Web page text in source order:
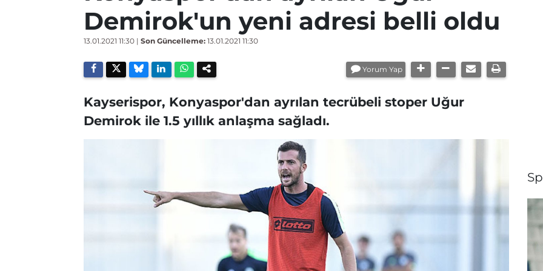
Demirok'un yeni adresi belli oldu
13.01.2021 11:30 | Son Güncelleme: 13.01.2021 11:30
Yorum Yap
Kayserispor, Konyaspor'dan ayrılan tecrübeli stoper Uğur
Demirok ile 1.5 yıllık anlaşma sağladı.